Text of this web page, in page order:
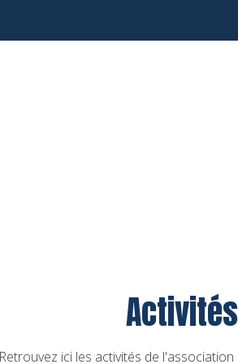
Activités
ici les activités de